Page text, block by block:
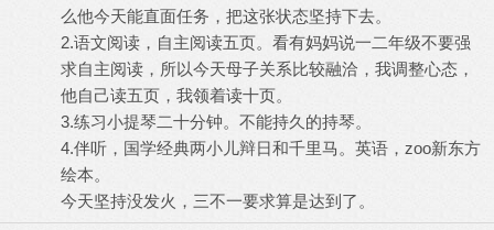
么他今天能直面任务，把这张状态坚持下去。
2.语文阅读，自主阅读五页。看有妈妈说一二年级不要强
求自主阅读，所以今天母子关系比较融洽，我调整心态，
他自己读五页，我领着读十页。
3.练习小提琴二十分钟。不能持久的持琴。
4.伴听，国学经典两小儿辩日和千里马。英语，zoo新东方
绘本。
今天坚持没发火，三不一要求算是达到了。